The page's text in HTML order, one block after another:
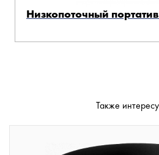
Низкопоточный
Также